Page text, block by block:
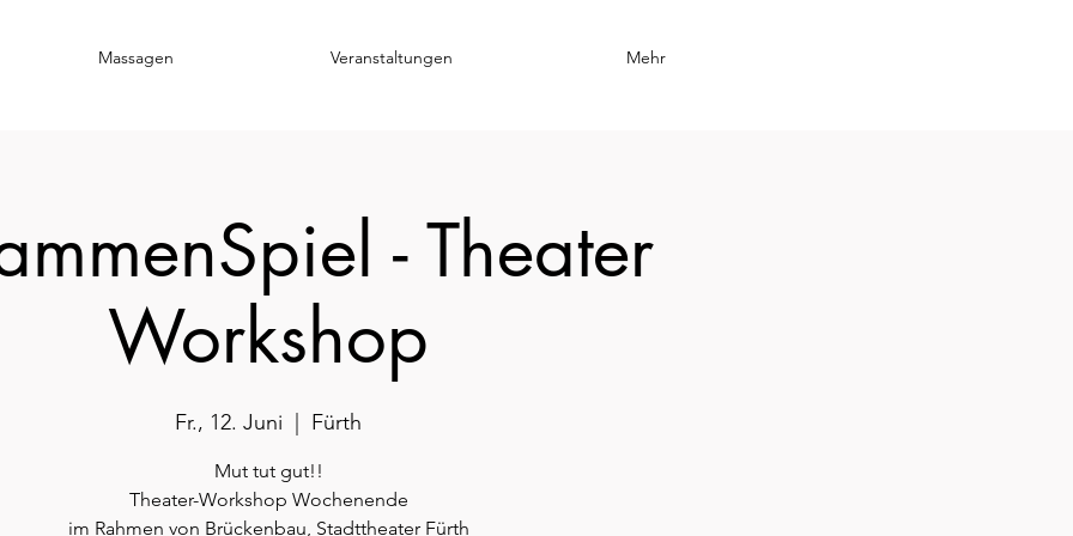
Massagen Veranstaltungen Mehr
- Theater
Workshop
Fr., 12. Juni Fürth
Mut tut gut!!
Theater-Workshop Wochenende
im Rahmen von Brückenbau, Stadttheater Fürth